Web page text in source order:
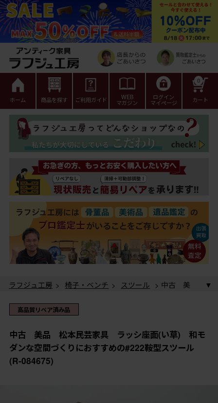
ホーム 商品を探す ご利用ガイド WEB
マガジン
ログイン
マイページ カート
0
ラフジュ工房 > 椅子・ベンチ > スツール
づくりにおすすめの#222鞍型スツール (R-084675)
高品質リペア済み品
中古 美品 松本民芸家具 ラッシ座面(い草) 和モ
ダンな空間づくりにおすすめの#222鞍型スツール
(R-084675)